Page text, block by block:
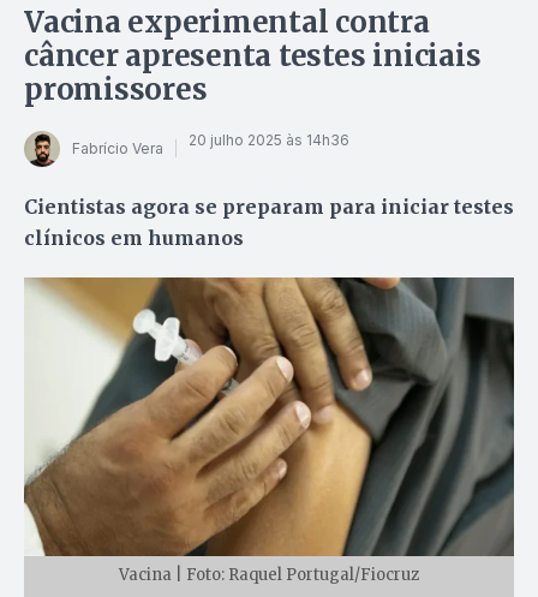
Vacina experimental contra
câncer apresenta testes iniciais
promissores
Fabrício Vera 20 julho 2025 às 14h36
Cientistas agora se preparam para iniciar testes
clínicos em humanos
Vacina | Foto: Raquel Portugal/Fiocruz